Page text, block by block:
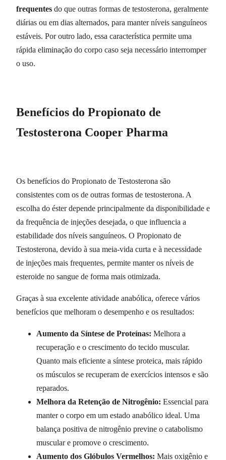
frequentes do que outras formas de testosterona, geralmente
diárias ou em dias alternados, para manter níveis sanguíneos
estáveis. Por outro lado, essa característica permite uma
rápida eliminação do corpo caso seja necessário interromper
o uso.
Benefícios do Propionato de
Testosterona Cooper Pharma
Os benefícios do Propionato de Testosterona são
consistentes com os de outras formas de testosterona. A
escolha do éster depende principalmente da disponibilidade e
da frequência de injeções desejada, o que influencia a
estabilidade dos níveis sanguíneos. O Propionato de
Testosterona, devido à sua meia-vida curta e à necessidade
de injeções mais frequentes, permite manter os níveis de
esteroide no sangue de forma mais otimizada.
Graças à sua excelente atividade anabólica, oferece vários
benefícios que melhoram o desempenho e os resultados:
Aumento da Síntese de Proteínas: Melhora a
recuperação e o crescimento do tecido muscular.
Quanto mais eficiente a síntese proteica, mais rápido
os músculos se recuperam de exercícios intensos e são
reparados.
Melhora da Retenção de Nitrogênio: Essencial para
manter o corpo em um estado anabólico ideal. Uma
balança positiva de nitrogênio previne o catabolismo
muscular e promove o crescimento.
Aumento dos Glóbulos Vermelhos: Mais oxigênio e